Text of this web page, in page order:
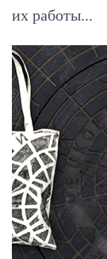
их работы...